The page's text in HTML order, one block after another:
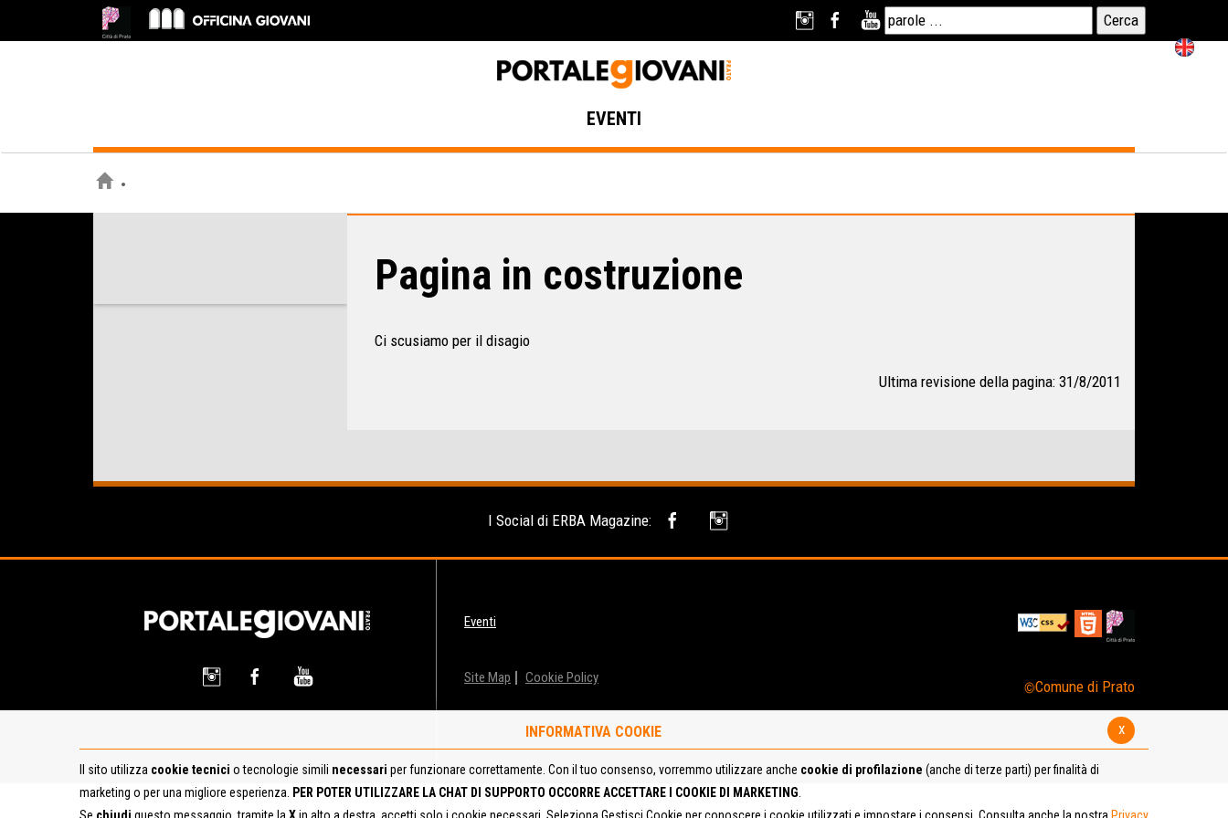
EVENTI
Pagina in costruzione
Ci scusiamo per il disagio
Ultima revisione della pagina: 31/8/2011
I Social di ERBA Magazine:
Eventi
Site Map Cookie Policy Comune di Prato
x
INFORMATIVA COOKIE
Il sito utilizza cookie tecnici o tecnologie simili necessari per funzionare correttamente. Con il tuo consenso, vorremmo utilizzare anche cookie di profilazione (anche di terze parti) per finalità di
marketing o per una migliore esperienza.
PER POTER UTILIZZARE LA CHAT DI SUPPORTO OCCORRE ACCETTARE I COOKIE DI MARKETING